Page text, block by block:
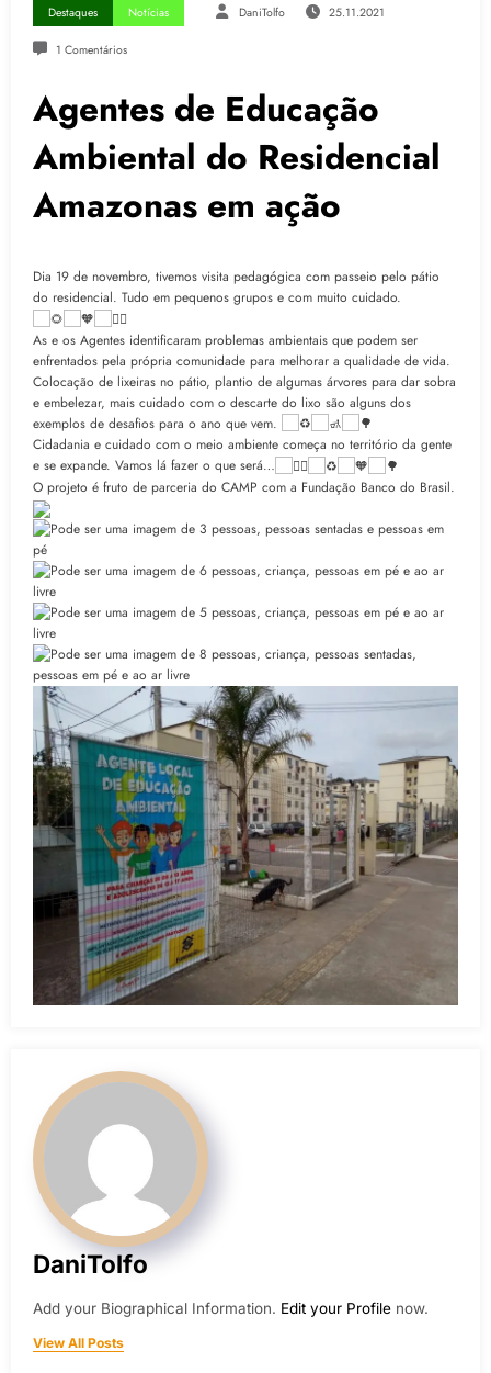
Destaques Notícias DaniTolfo 25.11.2021
1 Comentários
Agentes de Educação
Ambiental do Residencial
Amazonas em ação
Dia 19 de novembro, tivemos visita pedagógica com passeio pelo pátio
do residencial. Tudo em pequenos grupos e com muito cuidado.
As e os Agentes identificaram problemas ambientais que podem ser
enfrentados pela própria comunidade para melhorar a qualidade de vida.
Colocação de lixeiras no pátio, plantio de algumas árvores para dar sobra
e embelezar, mais cuidado com o descarte do lixo são alguns dos
exemplos de desafios para o ano que vem.
Cidadania e cuidado com o meio ambiente começa no território da gente
e se expande. Vamos lá fazer o que será…
O projeto é fruto de parceria do CAMP com a Fundação Banco do Brasil.
DaniTolfo
Add your Biographical Information. Edit your Profile now.
View All Posts